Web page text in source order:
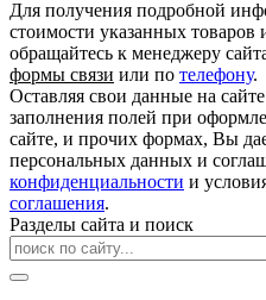
Для получения подробной
стоимости указанных товаров
обращайтесь к менеджеру
формы связи или по телефону.
Оставляя свои данные на
заполнения полей при
сайте, и прочих формах, Вы
персональных данных и
конфиденциальности и
соглашения.
Разделы сайта и поиск